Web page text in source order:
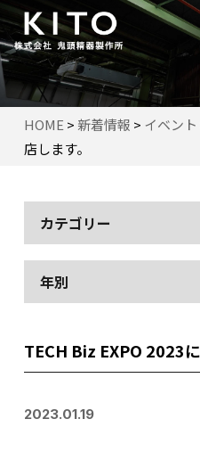
HOME > 新着情報 > イベント
店します。
カテゴリー
年別
TECH Biz EXPO 2023に
2023.01.19